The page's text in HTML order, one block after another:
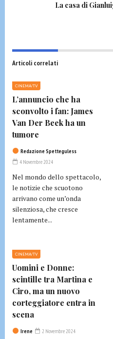
La casa di
Articoli correlati
CINEMA/TV
L’annuncio che ha
sconvolto i fan: James
Van Der Beek ha un
tumore
Redazione Spetteguless
4 Novembre 2024
Nel mondo dello spettacolo,
le notizie che scuotono
arrivano come un’onda
silenziosa, che cresce
lentamente...
CINEMA/TV
Uomini e Donne:
scintille tra Martina e
Ciro, ma un nuovo
corteggiatore entra in
scena
Irene 2 Novembre 2024